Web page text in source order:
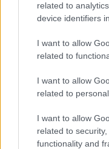
related to
device identifiers
I want to allow
related to
I want to allow
related to
I want to allow
related to
functionality and